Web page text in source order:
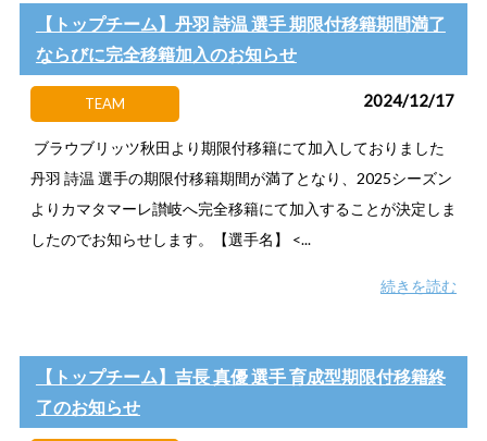
【トップチーム】丹羽 詩温 選手 期限付移籍期間満了
ならびに完全移籍加入のお知らせ
TEAM 2024/12/17
ブラウブリッツ秋田より期限付移籍にて加入しておりました
丹羽 詩温 選手の期限付移籍期間が満了となり、2025シーズン
よりカマタマーレ讃岐へ完全移籍にて加入することが決定しま
したのでお知らせします。【選手名】 <...
続きを読む
【トップチーム】吉長 真優 選手 育成型期限付移籍終
了のお知らせ